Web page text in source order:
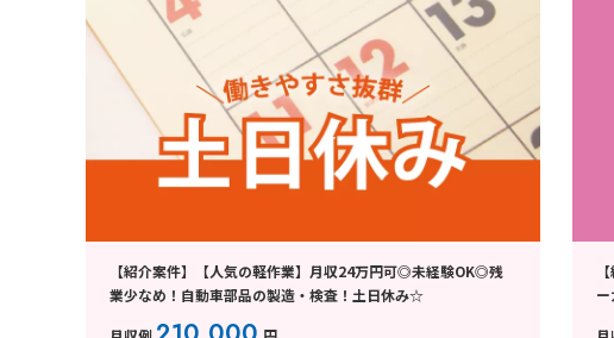
【紹介案件】【人気の軽作業】月収24万円可◎未経験OK◎残
業少なめ！自動車部品の製造・検査！土日休み☆